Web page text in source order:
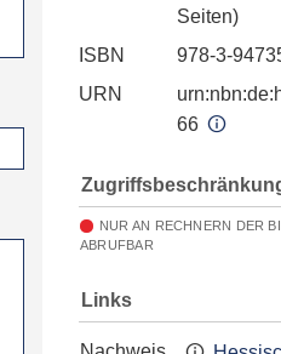
Seiten)
ISBN
978-3-
URN
66
NUR AN RECHNERN DER
ABRUFBAR
Links